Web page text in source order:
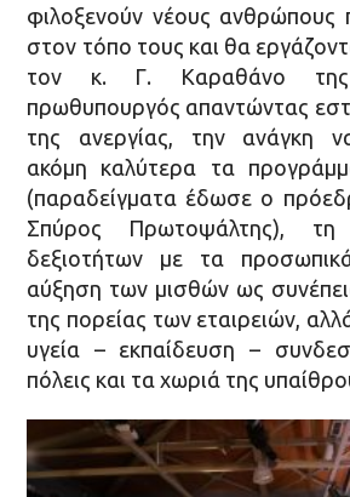
φιλοξενούν νέους ανθρώπους
στον τόπο τους και θα
τον κ. Γ. Καραθάνο
πρωθυπουργός απαντώντας
της ανεργίας, την ανάγκη να
ακόμη καλύτερα τα
(παραδείγματα έδωσε ο
Σπύρος Πρωτοψάλτης),
δεξιοτήτων με τα
αύξηση των μισθών ως
της πορείας των εταιρειών,
υγεία – εκπαίδευση –
πόλεις και τα χωριά της